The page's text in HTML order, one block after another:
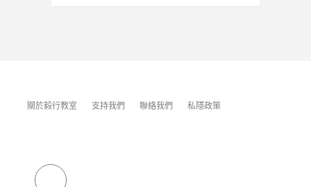
關於毅行教室 支持我們 聯絡我們 私隱政策